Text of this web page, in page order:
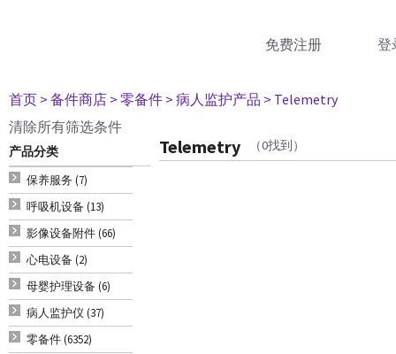
免费注册 登
首页 > 备件商店 > 零备件 > 病人监护产品 > Telemetry
清除所有筛选条件
产品分类
保养服务 (7)
呼吸机设备 (13)
影像设备附件 (66)
心电设备 (2)
母婴护理设备 (6)
病人监护仪 (37)
零备件 (6352)
Telemetry （0找到）